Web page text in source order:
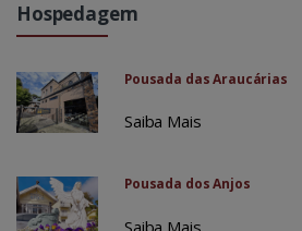
Hospedagem
Pousada das Araucárias
Saiba Mais
Pousada dos Anjos
Saiba Mais